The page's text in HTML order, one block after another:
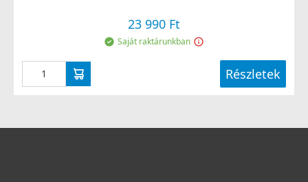
23 990 Ft
Saját raktárunkban
Részletek